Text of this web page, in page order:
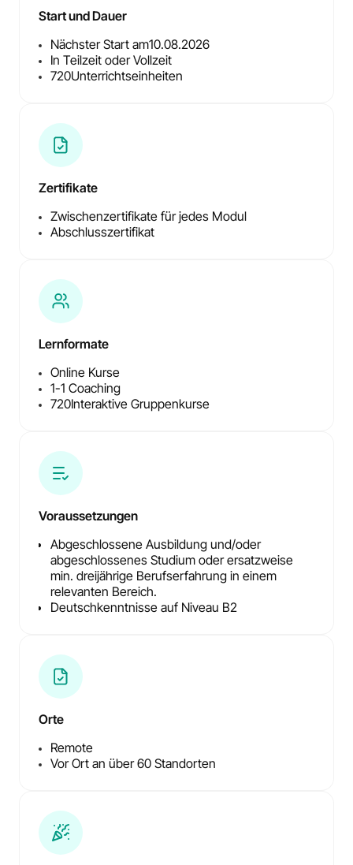
Start und Dauer
Nächster Start am10.08.2026
In Teilzeit oder Vollzeit
720Unterrichtseinheiten
Zertifikate
Zwischenzertifikate für jedes Modul
Abschlusszertifikat
Lernformate
Online Kurse
1-1 Coaching
720Interaktive Gruppenkurse
Voraussetzungen
Abgeschlossene Ausbildung und/oder
abgeschlossenes Studium oder ersatzweise
min. dreijährige Berufserfahrung in einem
relevanten Bereich.
Deutschkenntnisse auf Niveau B2
Orte
Remote
Vor Ort an über 60 Standorten